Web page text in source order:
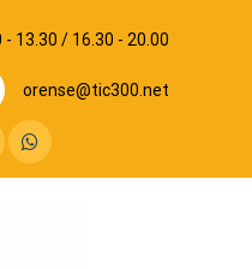
13.30 / 16.30 - 20.00
orense@tic300.net